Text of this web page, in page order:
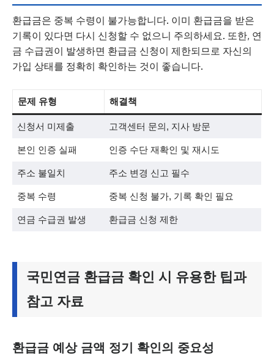
환급금은 중복 수령이 불가능합니다. 이미 환급금을 받은
기록이 있다면 다시 신청할 수 없으니 주의하세요. 또한, 연
금 수급권이 발생하면 환급금 신청이 제한되므로 자신의
가입 상태를 정확히 확인하는 것이 좋습니다.
문제 유형 해결책
신청서 미제출 고객센터 문의, 지사 방문
본인 인증 실패 인증 수단 재확인 및 재시도
주소 불일치 주소 변경 신고 필수
중복 수령 중복 신청 불가, 기록 확인 필요
연금 수급권 발생 환급금 신청 제한
국민연금 환급금 확인 시 유용한 팁과
참고 자료
환급금 예상 금액 정기 확인의 중요성